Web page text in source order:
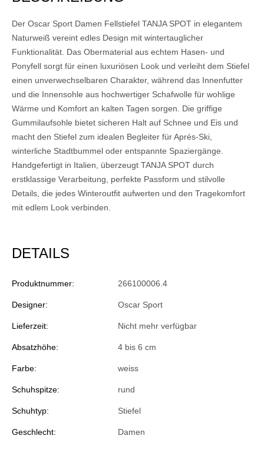
Der Oscar Sport Damen Fellstiefel TANJA SPOT in elegantem
Naturweiß vereint edles Design mit wintertauglicher
Funktionalität. Das Obermaterial aus echtem Hasen- und
Ponyfell sorgt für einen luxuriösen Look und verleiht dem Stiefel
einen unverwechselbaren Charakter, während das Innenfutter
und die Innensohle aus hochwertiger Schafwolle für wohlige
Wärme und Komfort an kalten Tagen sorgen. Die griffige
Gummilaufsohle bietet sicheren Halt auf Schnee und Eis und
macht den Stiefel zum idealen Begleiter für Aprés-Ski,
winterliche Stadtbummel oder entspannte Spaziergänge.
Handgefertigt in Italien, überzeugt TANJA SPOT durch
erstklassige Verarbeitung, perfekte Passform und stilvolle
Details, die jedes Winteroutfit aufwerten und den Tragekomfort
mit edlem Look verbinden.
DETAILS
Produktnummer: 266100006.4
Designer: Oscar Sport
Lieferzeit: Nicht mehr verfügbar
Absatzhöhe: 4 bis 6 cm
Farbe: weiss
Schuhspitze: rund
Schuhtyp: Stiefel
Geschlecht: Damen